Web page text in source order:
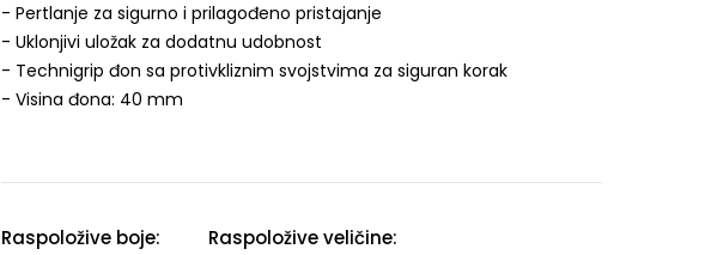
- Pertlanje za sigurno i prilagođeno pristajanje
- Uklonjivi uložak za dodatnu udobnost
- Technigrip đon sa protivkliznim svojstvima za siguran korak
- Visina đona: 40 mm
Raspoložive boje: Raspoložive veličine: